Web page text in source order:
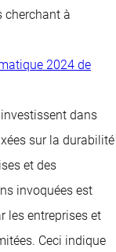
cherchant à
2024 de
dans
sur la durabilité
et des
invoquées est
les entreprises et
Ceci indique